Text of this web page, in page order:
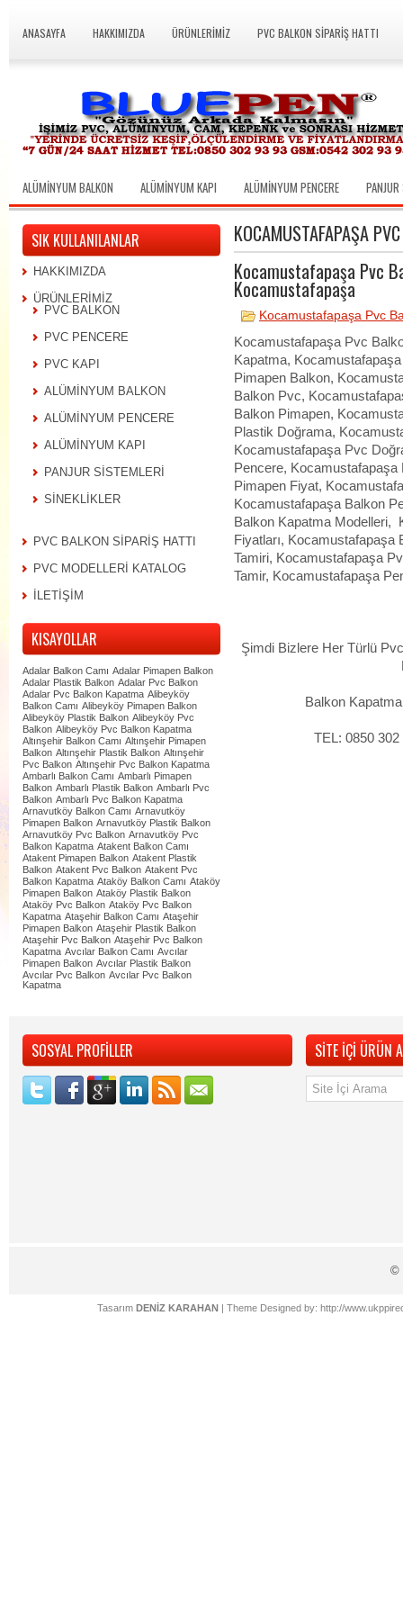
ANASAYFA HAKKIMIZDA ÜRÜNLERİMİZ PVC BALKON SİPARİŞ HATTI
ALÜMİNYUM BALKON ALÜMİNYUM KAPI ALÜMİNYUM PENCERE
KOCAMUSTAFAPAŞA
Kocamustafapaşa Pvc
Kocamustafapaşa
Kocamustafapaşa Pvc
Kocamustafapaşa Pvc
Kapatma,
Pimapen Balkon,
Balkon Pvc,
Balkon Pimapen,
Plastik Doğrama,
Kocamustafapaşa Pvc
Pencere,
Pimapen Fiyat,
Kocamustafapaşa Balkon
Balkon Kapatma Modelleri,
Fiyatları,
Tamiri, Kocamustafapaşa
Tamir, Kocamustafapaşa
Şimdi Bizlere Her Türlü
Balkon
TEL: 0850
SIK KULLANILANLAR
HAKKIMIZDA
ÜRÜNLERİMİZ
PVC BALKON
PVC PENCERE
PVC KAPI
ALÜMİNYUM BALKON
ALÜMİNYUM PENCERE
ALÜMİNYUM KAPI
PANJUR SİSTEMLERİ
SİNEKLİKLER
PVC BALKON SİPARİŞ HATTI
PVC MODELLERİ KATALOG
İLETİŞİM
KISAYOLLAR
Adalar Balkon Camı Adalar Pimapen Balkon
Adalar Plastik Balkon Adalar Pvc Balkon
Adalar Pvc Balkon Kapatma Alibeyköy
Balkon Camı Alibeyköy Pimapen Balkon
Alibeyköy Plastik Balkon Alibeyköy Pvc
Balkon Alibeyköy Pvc Balkon Kapatma
Altınşehir Balkon Camı Altınşehir Pimapen
Balkon Altınşehir Plastik Balkon Altınşehir
Pvc Balkon Altınşehir Pvc Balkon Kapatma
Ambarlı Balkon Camı Ambarlı Pimapen
Balkon Ambarlı Plastik Balkon Ambarlı Pvc
Balkon Ambarlı Pvc Balkon Kapatma
Arnavutköy Balkon Camı Arnavutköy
Pimapen Balkon Arnavutköy Plastik Balkon
Arnavutköy Pvc Balkon Arnavutköy Pvc
Balkon Kapatma Atakent Balkon Camı
Atakent Pimapen Balkon Atakent Plastik
Balkon Atakent Pvc Balkon Atakent Pvc
Balkon Kapatma Ataköy Balkon Camı Ataköy
Pimapen Balkon Ataköy Plastik Balkon
Ataköy Pvc Balkon Ataköy Pvc Balkon
Kapatma Ataşehir Balkon Camı Ataşehir
Pimapen Balkon Ataşehir Plastik Balkon
Ataşehir Pvc Balkon Ataşehir Pvc Balkon
Kapatma Avcılar Balkon Camı Avcılar
Pimapen Balkon Avcılar Plastik Balkon
Avcılar Pvc Balkon Avcılar Pvc Balkon
Kapatma
SOSYAL PROFİLLER SİTE İÇİ ÜRÜN
©
Tasarım DENİZ KARAHAN | Theme Designed by: http://